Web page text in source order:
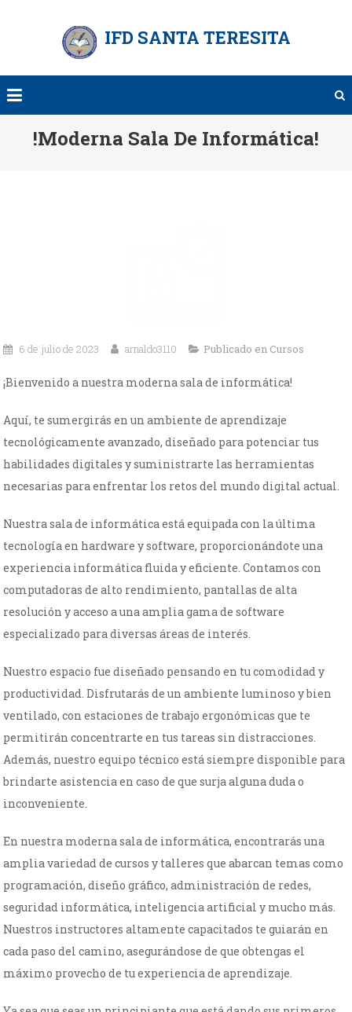
IFD SANTA TERESITA
!Moderna Sala De Informática!
6 de julio de 2023 arnaldo3110 Publicado en Cursos
¡Bienvenido a nuestra moderna sala de informática!
Aquí, te sumergirás en un ambiente de aprendizaje
tecnológicamente avanzado, diseñado para potenciar tus
habilidades digitales y suministrarte las herramientas
necesarias para enfrentar los retos del mundo digital actual.
Nuestra sala de informática está equipada con la última
tecnología en hardware y software, proporcionándote una
experiencia informática fluida y eficiente. Contamos con
computadoras de alto rendimiento, pantallas de alta
resolución y acceso a una amplia gama de software
especializado para diversas áreas de interés.
Nuestro espacio fue diseñado pensando en tu comodidad y
productividad. Disfrutarás de un ambiente luminoso y bien
ventilado, con estaciones de trabajo ergonómicas que te
permitirán concentrarte en tus tareas sin distracciones.
Además, nuestro equipo técnico está siempre disponible para
brindarte asistencia en caso de que surja alguna duda o
inconveniente.
En nuestra moderna sala de informática, encontrarás una
amplia variedad de cursos y talleres que abarcan temas como
programación, diseño gráfico, administración de redes,
seguridad informática, inteligencia artificial y mucho más.
Nuestros instructores altamente capacitados te guiarán en
cada paso del camino, asegurándose de que obtengas el
máximo provecho de tu experiencia de aprendizaje.